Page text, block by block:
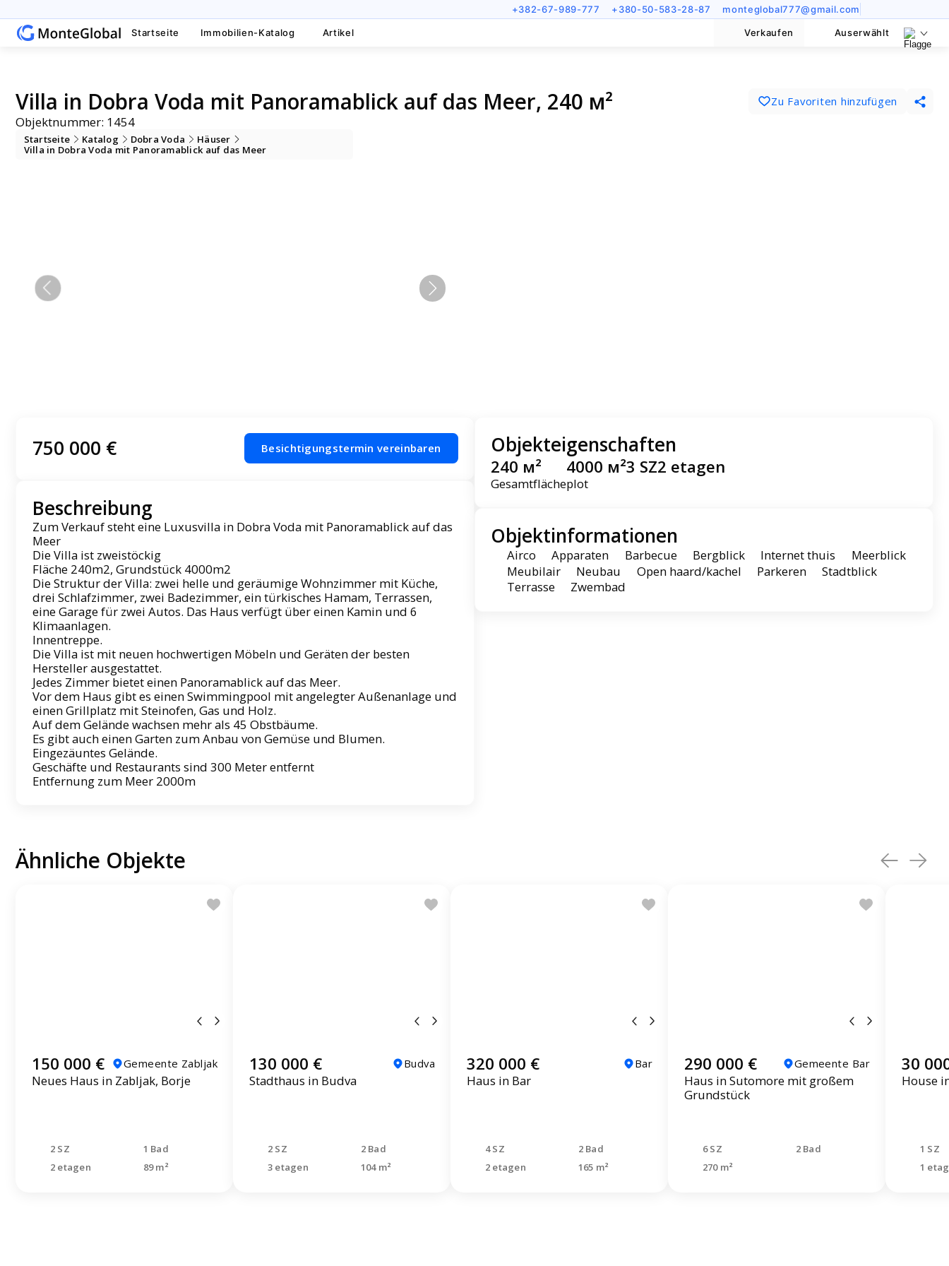
+382-67-989-777 +380-50-583-28-87 monteglobal777@gmail.com
Startseite Immobilien-Katalog Artikel Verkaufen Auserwählt
Villa in Dobra Voda mit Panoramablick auf das Meer, 240 м²
Objektnummer: 1454
Zu Favoriten hinzufügen
Startseite Katalog Dobra Voda
Häuser
Villa in Dobra Voda mit Panoramablick auf das Meer
750 000 € Besichtigungstermin vereinbaren
Beschreibung
Zum Verkauf steht eine Luxusvilla in Dobra Voda mit Panoramablick auf das
Meer
Die Villa ist zweistöckig
Fläche 240m2, Grundstück 4000m2
Die Struktur der Villa: zwei helle und geräumige Wohnzimmer mit Küche,
drei Schlafzimmer, zwei Badezimmer, ein türkisches Hamam, Terrassen,
eine Garage für zwei Autos. Das Haus verfügt über einen Kamin und 6
Klimaanlagen.
Innentreppe.
Die Villa ist mit neuen hochwertigen Möbeln und Geräten der besten
Hersteller ausgestattet.
Jedes Zimmer bietet einen Panoramablick auf das Meer.
Vor dem Haus gibt es einen Swimmingpool mit angelegter Außenanlage und
einen Grillplatz mit Steinofen, Gas und Holz.
Auf dem Gelände wachsen mehr als 45 Obstbäume.
Es gibt auch einen Garten zum Anbau von Gemüse und Blumen.
Eingezäuntes Gelände.
Geschäfte und Restaurants sind 300 Meter entfernt
Entfernung zum Meer 2000m
Objekteigenschaften
240 м²
Gesamtfläche
4000 м²
plot
3 SZ2 etagen
Objektinformationen
Airco Apparaten Barbecue Bergblick Internet thuis
Meerblick
Meubilair
Neubau Open haard/kachel Parkeren
Stadtblick
Terrasse
Zwembad
Ähnliche Objekte
150 000 € Gemeente Zabljak
Neues Haus in Zabljak, Borje
2 SZ
1 Bad
2 etagen
89 m²
130 000 € Budva
Stadthaus in Budva
2 SZ
2 Bad
3 etagen
104 m²
320 000 € Bar
Haus in Bar
4 SZ
2 Bad
2 etagen
165 m²
290 000 € Gemeente Bar
Haus in Sutomore mit großem
Grundstück
6 SZ
2 Bad
270 m²
30
House
1 SZ
1